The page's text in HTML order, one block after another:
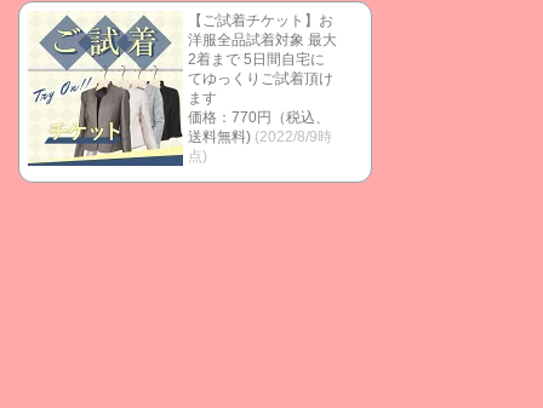
【ご試着チケット】お
洋服全品試着対象 最大
2着まで 5日間自宅に
てゆっくりご試着頂け
ます
価格：770円（税込、
送料無料) (2022/8/9時
点)